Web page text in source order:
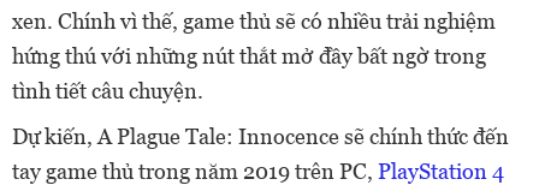
xen. Chính vì thế, game thủ sẽ có nhiều trải nghiệm
hứng thú với những nút thắt mở đầy bất ngờ trong
tình tiết câu chuyện.
Dự kiến, A Plague Tale: Innocence sẽ chính thức đến
tay game thủ trong năm 2019 trên PC, PlayStation 4